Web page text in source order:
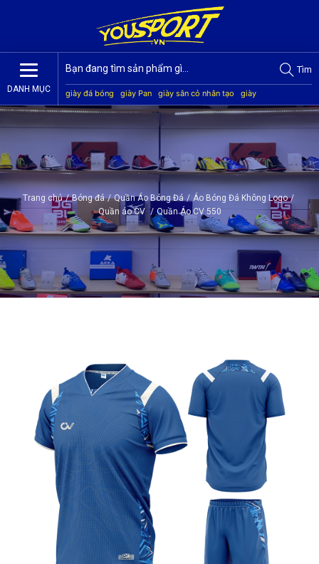
DANH MỤC
Tìm
giày đá bóng giày Pan giày sân cỏ nhân tạo
giày
Jogarbola
giày Mitre giày Akka quần áo bóng đá
giày
Trang chủ / Bóng đá / Quần Áo Bóng Đá / Áo Bóng Đá Không Logo /
Quần áo CV / Quần Áo CV 550